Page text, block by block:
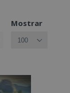
Mostrar